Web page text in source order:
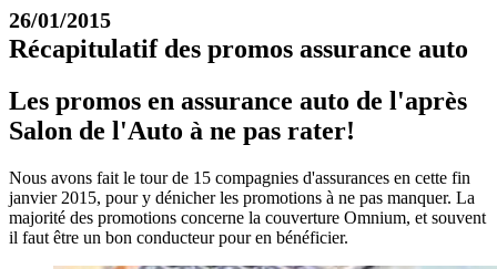
26/01/2015
Récapitulatif des promos assurance auto
Les promos en assurance auto de l'après
Salon de l'Auto à ne pas rater!
Nous avons fait le tour de 15 compagnies d'assurances en cette fin
janvier 2015, pour y dénicher les promotions à ne pas manquer. La
majorité des promotions concerne la couverture Omnium, et souvent
il faut être un bon conducteur pour en bénéficier.